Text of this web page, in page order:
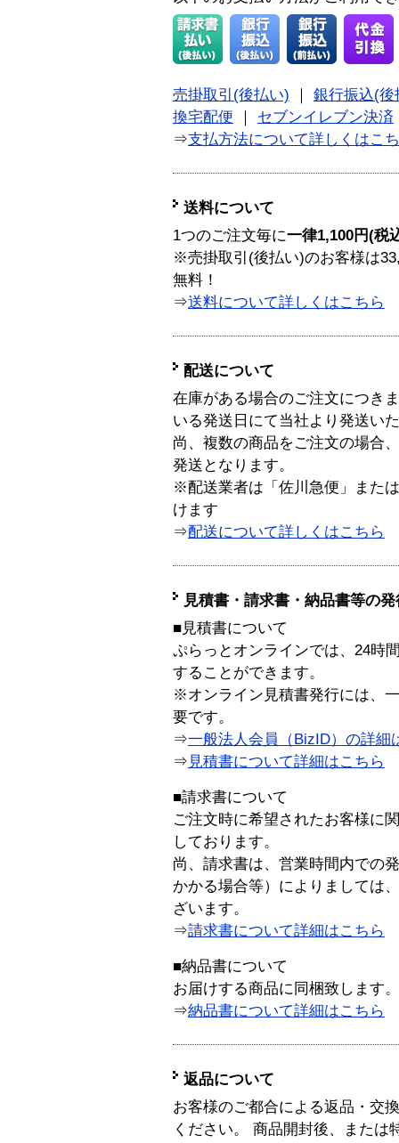
売掛取引(後払い)
銀行振込(後
換宅配便
セブンイレブン決済
⇒支払方法について詳しくはこ
送料について
1つのご注文毎に一律1,100円(税
※売掛取引(後払い)のお客様は
無料！
⇒送料について詳しくはこちら
配送について
在庫がある場合のご注文につき
いる発送日にて当社より発送い
尚、複数の商品をご注文の場合
発送となります。
※配送業者は「佐川急便」また
けます
⇒配送について詳しくはこちら
見積書・請求書・納品書等の
■見積書について
ぷらっとオンラインでは、24時
することができます。
※オンライン見積書発行には、
要です。
⇒一般法人会員（BizID）の詳細
⇒ 見積書について詳細はこちら
■請求書について
ご注文時に希望されたお客様に
しております。
尚、請求書は、営業時間内での
かかる場合等）によりましては
ざいます。
⇒請求書について詳細はこちら
■納品書について
お届けする商品に同梱致します。
⇒納品書について詳細はこちら
返品について
お客様のご都合による返品・交
ください。 商品開封後、または